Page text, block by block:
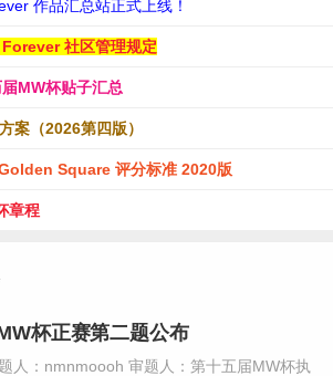
作品汇总站正式上线！
Forever 社区管理规定
届MW杯贴子汇总
案（2026第四版）
Square 评分标准 2020版
章程
杯正赛第二题公布
人：nmnmoooh 审题人：第十五届MW杯执